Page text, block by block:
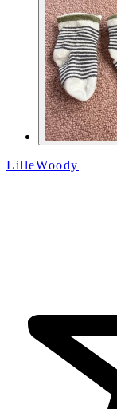
LilleWoody